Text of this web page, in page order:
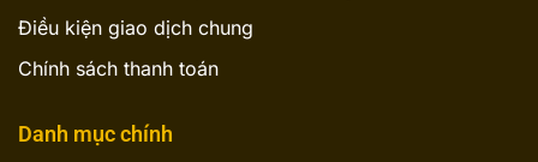
Điều kiện giao dịch chung
Chính sách thanh toán
Danh mục chính